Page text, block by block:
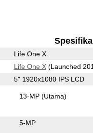
Life One X
Life One X(Launched
5" 1920x1080 IPS LCD
13-MP(Utama)
5-MP